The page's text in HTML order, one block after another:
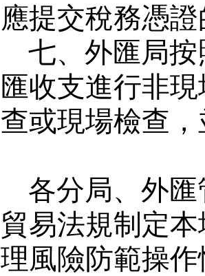
應提交稅務憑
七、外匯局
匯收支進行非
查或現場檢查
各分局、外
貿易法規制定
理風險防範操